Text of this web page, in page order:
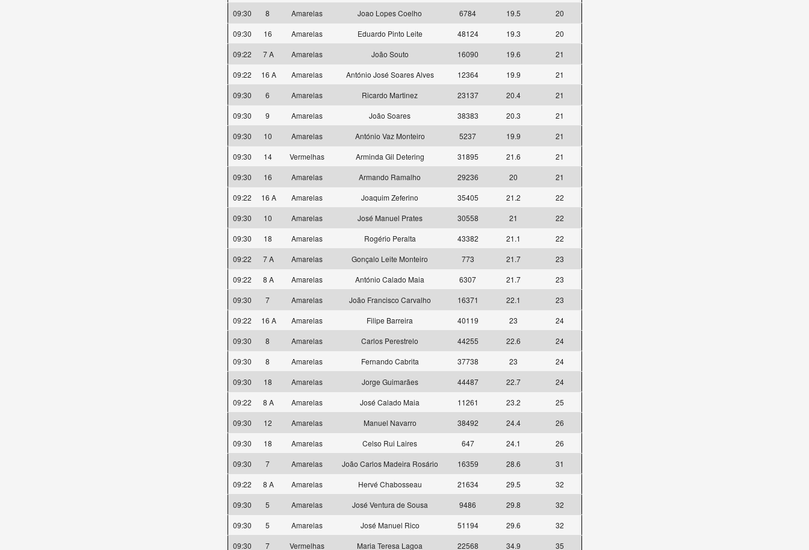
09:30
8 Amarelas Joao Lopes Coelho 6784 19.5
20
09:30
16 Amarelas Eduardo Pinto Leite 48124 19.3
20
09:22
7 A Amarelas João Souto 16090 19.6
21
09:22
16 A Amarelas António José Soares Alves 12364 19.9
21
09:30
6 Amarelas Ricardo Martinez 23137 20.4
21
09:30
9 Amarelas João Soares 38383 20.3
21
09:30
10 Amarelas António Vaz Monteiro 5237 19.9
21
09:30
14 Vermelhas Arminda Gil Detering 31895 21.6
21
09:30
16 Amarelas Armando Ramalho 29236 20
21
09:22
16 A Amarelas Joaquim Zeferino 35405 21.2
22
09:30
10 Amarelas José Manuel Prates 30558 21
22
09:30
18 Amarelas Rogério Peralta 43382 21.1
22
09:22
7 A Amarelas Gonçalo Leite Monteiro 773 21.7
23
09:22
8 A Amarelas António Calado Maia 6307 21.7
23
09:30
7 Amarelas João Francisco Carvalho 16371 22.1
23
09:22
16 A Amarelas Filipe Barreira 40119 23
24
09:30
8 Amarelas Carlos Perestrelo 44255 22.6
24
09:30
8 Amarelas Fernando Cabrita 37738 23
24
09:30
18 Amarelas Jorge Guimarães 44487 22.7
24
09:22
8 A Amarelas José Calado Maia 11261 23.2
25
09:30
12 Amarelas Manuel Navarro 38492 24.4
26
09:30
18 Amarelas Celso Rui Laires 647 24.1
26
09:30
7 Amarelas João Carlos Madeira Rosário 16359 28.6
31
09:22
8 A Amarelas Hervé Chabosseau 21634 29.5
32
09:30
5 Amarelas José Ventura de Sousa 9486 29.8
32
09:30
5 Amarelas José Manuel Rico 51194 29.6
32
09:30
7 Vermelhas Maria Teresa Lagoa 22568 34.9 35